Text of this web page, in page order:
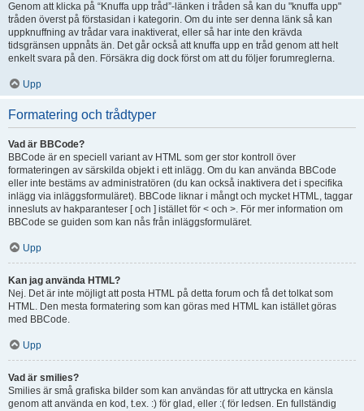
Genom att klicka på “Knuffa upp tråd”-länken i tråden så kan du "knuffa upp"
tråden överst på förstasidan i kategorin. Om du inte ser denna länk så kan
uppknuffning av trådar vara inaktiverat, eller så har inte den krävda
tidsgränsen uppnåts än. Det går också att knuffa upp en tråd genom att helt
enkelt svara på den. Försäkra dig dock först om att du följer forumreglerna.
Upp
Formatering och trådtyper
Vad är BBCode?
BBCode är en speciell variant av HTML som ger stor kontroll över
formateringen av särskilda objekt i ett inlägg. Om du kan använda BBCode
eller inte bestäms av administratören (du kan också inaktivera det i specifika
inlägg via inläggsformuläret). BBCode liknar i mångt och mycket HTML, taggar
innesluts av hakparanteser [ och ] istället för < och >. För mer information om
BBCode se guiden som kan nås från inläggsformuläret.
Upp
Kan jag använda HTML?
Nej. Det är inte möjligt att posta HTML på detta forum och få det tolkat som
HTML. Den mesta formatering som kan göras med HTML kan istället göras
med BBCode.
Upp
Vad är smilies?
Smilies är små grafiska bilder som kan användas för att uttrycka en känsla
genom att använda en kod, t.ex. :) för glad, eller :( för ledsen. En fullständig